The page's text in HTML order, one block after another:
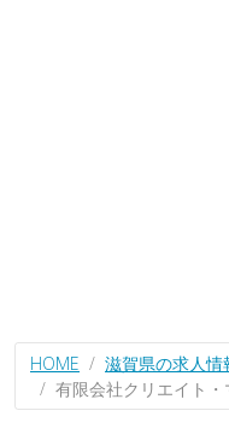
HOME 滋賀県の求人情
有限会社クリエイト・